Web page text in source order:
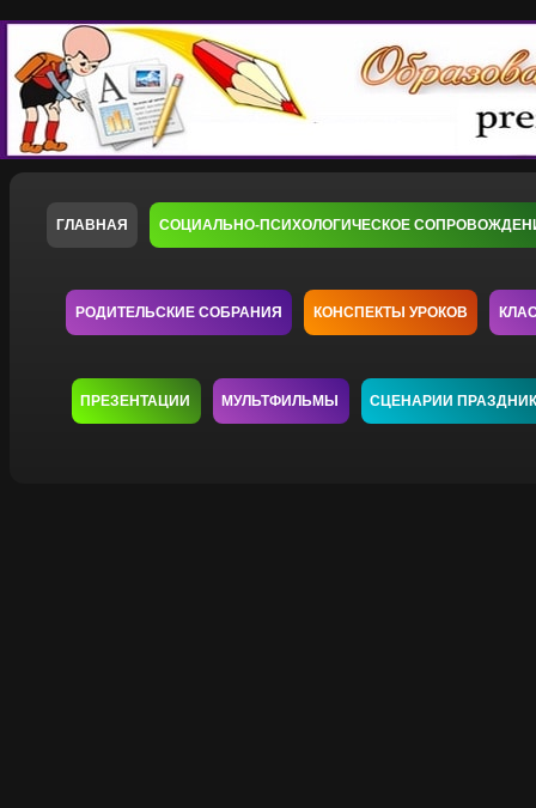
ГЛАВНАЯ СОЦИАЛЬНО-ПСИХОЛОГИЧЕСКОЕ
РОДИТЕЛЬСКИЕ СОБРАНИЯ КОНСПЕКТЫ УРОКОВ
ПРЕЗЕНТАЦИИ МУЛЬТФИЛЬМЫ СЦЕНАРИИ